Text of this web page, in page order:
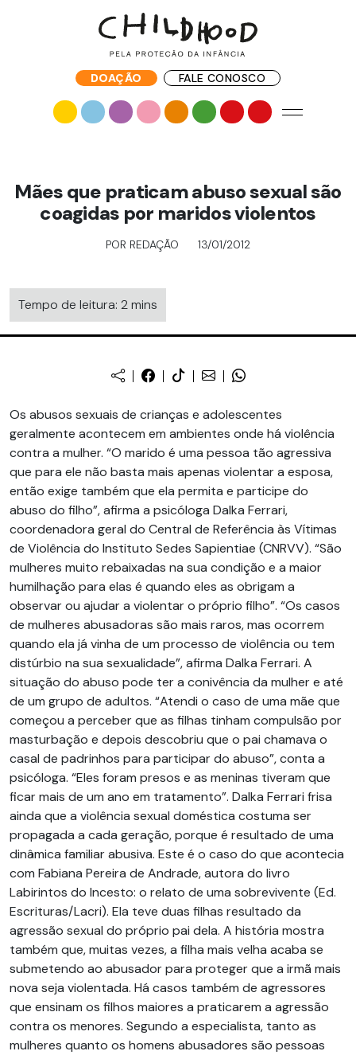
DOAÇÃO FALE CONOSCO
Mães que praticam abuso sexual são
coagidas por maridos violentos
POR REDAÇÃO 13/01/2012
Tempo de leitura: 2 mins
Os abusos sexuais de crianças e adolescentes
geralmente acontecem em ambientes onde há violência
contra a mulher. “O marido é uma pessoa tão agressiva
que para ele não basta mais apenas violentar a esposa,
então exige também que ela permita e participe do
abuso do filho”, afirma a psicóloga Dalka Ferrari,
coordenadora geral do Central de Referência às Vítimas
de Violência do Instituto Sedes Sapientiae (CNRVV). “São
mulheres muito rebaixadas na sua condição e a maior
humilhação para elas é quando eles as obrigam a
observar ou ajudar a violentar o próprio filho”. “Os casos
de mulheres abusadoras são mais raros, mas ocorrem
quando ela já vinha de um processo de violência ou tem
distúrbio na sua sexualidade”, afirma Dalka Ferrari. A
situação do abuso pode ter a conivência da mulher e até
de um grupo de adultos. “Atendi o caso de uma mãe que
começou a perceber que as filhas tinham compulsão por
masturbação e depois descobriu que o pai chamava o
casal de padrinhos para participar do abuso”, conta a
psicóloga. “Eles foram presos e as meninas tiveram que
ficar mais de um ano em tratamento”. Dalka Ferrari frisa
ainda que a violência sexual doméstica costuma ser
propagada a cada geração, porque é resultado de uma
dinâmica familiar abusiva. Este é o caso do que acontecia
com Fabiana Pereira de Andrade, autora do livro
Labirintos do Incesto: o relato de uma sobrevivente (Ed.
Escrituras/Lacri). Ela teve duas filhas resultado da
agressão sexual do próprio pai dela. A história mostra
também que, muitas vezes, a filha mais velha acaba se
submetendo ao abusador para proteger que a irmã mais
nova seja violentada. Há casos também de agressores
que ensinam os filhos maiores a praticarem a agressão
contra os menores. Segundo a especialista, tanto as
mulheres quanto os homens abusadores são pessoas